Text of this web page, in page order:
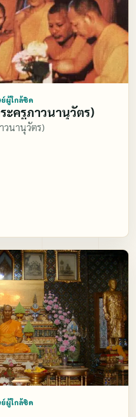
ย์ผู้ใกล้ชิด
ะครูภาวนานุวัตร)
วนานุวัตร)
ย์ผู้ใกล้ชิด